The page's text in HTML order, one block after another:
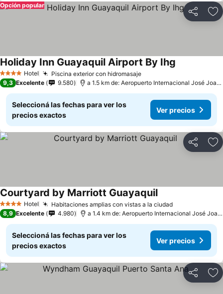
Compartir
Opción popular
4 EstrellasHotel Piscina exterior con hidromasaje
Holiday Inn Guayaquil Airport By Ihg
9,3 Excelente 9.580 a 1.5 km de: Aeropuerto Internacional José Joaquín de Olmedo
Seleccioná las fechas para ver los
precios exactos
Ver precios
Compartir
4 EstrellasHotel Habitaciones amplias con vistas a la ciudad
Courtyard by Marriott Guayaquil
8,9 Excelente 4.980 a 1.4 km de: Aeropuerto Internacional José Joaquín de Olmedo
Seleccioná las fechas para ver los
precios exactos
Ver precios
Compartir